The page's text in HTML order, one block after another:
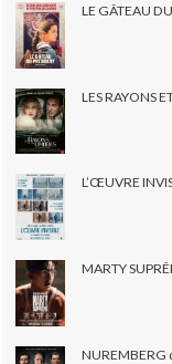
LE GÂTEAU
LES RAYONS
L’ŒUVRE
MARTY
NUREMBERG